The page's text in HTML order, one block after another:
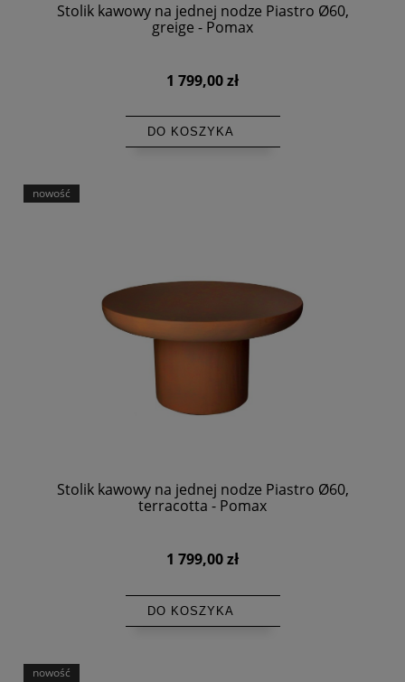
Stolik kawowy na jednej nodze Piastro Ø60,
greige - Pomax
1 799,00 zł
DO KOSZYKA
Stolik kawowy na jednej nodze Piastro Ø60,
terracotta - Pomax
1 799,00 zł
DO KOSZYKA
nowość
nowość